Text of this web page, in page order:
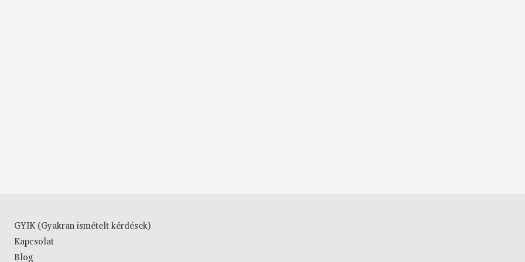
GYIK (Gyakran ismételt kérdések)
Kapcsolat
Blog